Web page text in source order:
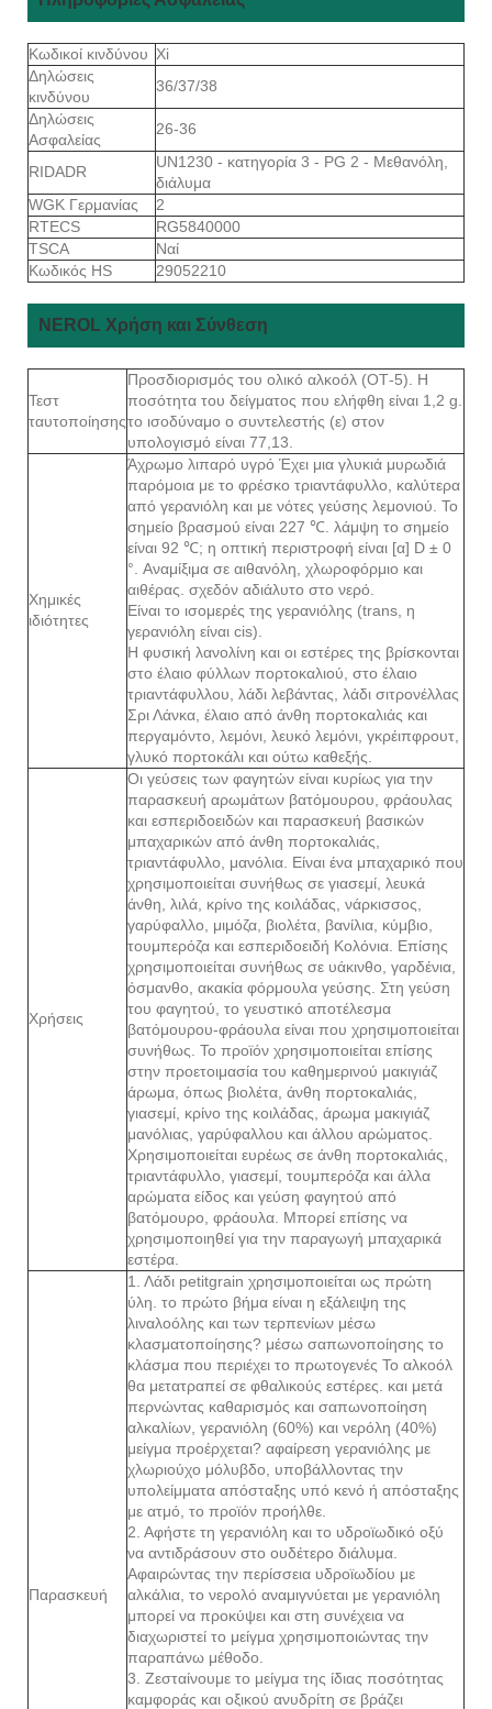
Κωδικοί κινδύνου Xi
Δηλώσεις
κινδύνου
36/37/38
Δηλώσεις
Ασφαλείας
26-36
RIDADR
UN1230 - κατηγορία 3 - PG 2 - Μεθανόλη,
διάλυμα
WGK Γερμανίας
2
RTECS
RG5840000
TSCA
Ναί
Κωδικός HS
29052210
NEROL Χρήση και Σύνθεση
Τεστ
ταυτοποίησης
Προσδιορισμός του ολικό αλκοόλ (ΟΤ-5). Η
ποσότητα του δείγματος που ελήφθη είναι 1,2 g.
το ισοδύναμο ο συντελεστής (ε) στον
υπολογισμό είναι 77,13.
Χημικές
ιδιότητες
Άχρωμο λιπαρό υγρό Έχει μια γλυκιά μυρωδιά
παρόμοια με το φρέσκο ​​τριαντάφυλλο, καλύτερα
από γερανιόλη και με νότες γεύσης λεμονιού. Το
σημείο βρασμού είναι 227 ℃. λάμψη το σημείο
είναι 92 ℃; η οπτική περιστροφή είναι [α] D ± 0
°. Αναμίξιμα σε αιθανόλη, χλωροφόρμιο και
αιθέρας. σχεδόν αδιάλυτο στο νερό.
Είναι το ισομερές της γερανιόλης (trans, η
γερανιόλη είναι cis).
Η φυσική λανολίνη και οι εστέρες της βρίσκονται
στο έλαιο φύλλων πορτοκαλιού, στο έλαιο
τριαντάφυλλου, λάδι λεβάντας, λάδι σιτρονέλλας
Σρι Λάνκα, έλαιο από άνθη πορτοκαλιάς και
περγαμόντο, λεμόνι, λευκό λεμόνι, γκρέιπφρουτ,
γλυκό πορτοκάλι και ούτω καθεξής.
Χρήσεις
Οι γεύσεις των φαγητών είναι κυρίως για την
παρασκευή αρωμάτων βατόμουρου, φράουλας
και εσπεριδοειδών και παρασκευή βασικών
μπαχαρικών από άνθη πορτοκαλιάς,
τριαντάφυλλο, μανόλια. Είναι ένα μπαχαρικό που
χρησιμοποιείται συνήθως σε γιασεμί, λευκά
άνθη, λιλά, κρίνο της κοιλάδας, νάρκισσος,
γαρύφαλλο, μιμόζα, βιολέτα, βανίλια, κύμβιο,
τουμπερόζα και εσπεριδοειδή Κολόνια. Επίσης
χρησιμοποιείται συνήθως σε υάκινθο, γαρδένια,
όσμανθο, ακακία φόρμουλα γεύσης. Στη γεύση
του φαγητού, το γευστικό αποτέλεσμα
βατόμουρου-φράουλα είναι που χρησιμοποιείται
συνήθως. Το προϊόν χρησιμοποιείται επίσης
στην προετοιμασία του καθημερινού μακιγιάζ
άρωμα, όπως βιολέτα, άνθη πορτοκαλιάς,
γιασεμί, κρίνο της κοιλάδας, άρωμα μακιγιάζ
μανόλιας, γαρύφαλλου και άλλου αρώματος.
Χρησιμοποιείται ευρέως σε άνθη πορτοκαλιάς,
τριαντάφυλλο, γιασεμί, τουμπερόζα και άλλα
αρώματα είδος και γεύση φαγητού από
βατόμουρο, φράουλα. Μπορεί επίσης να
χρησιμοποιηθεί για την παραγωγή μπαχαρικά
εστέρα.
Παρασκευή
1. Λάδι petitgrain χρησιμοποιείται ως πρώτη
ύλη. το πρώτο βήμα είναι η εξάλειψη της
λιναλοόλης και των τερπενίων μέσω
κλασματοποίησης? μέσω σαπωνοποίησης το
κλάσμα που περιέχει το πρωτογενές Το αλκοόλ
θα μετατραπεί σε φθαλικούς εστέρες. και μετά
περνώντας καθαρισμός και σαπωνοποίηση
αλκαλίων, γερανιόλη (60%) και νερόλη (40%)
μείγμα προέρχεται? αφαίρεση γερανιόλης με
χλωριούχο μόλυβδο, υποβάλλοντας την
υπολείμματα απόσταξης υπό κενό ή απόσταξης
με ατμό, το προϊόν προήλθε.
2. Αφήστε τη γερανιόλη και το υδροϊωδικό οξύ
να αντιδράσουν στο ουδέτερο διάλυμα.
Αφαιρώντας την περίσσεια υδροϊωδίου με
αλκάλια, το νερολό αναμιγνύεται με γερανιόλη
μπορεί να προκύψει και στη συνέχεια να
διαχωριστεί το μείγμα χρησιμοποιώντας την
παραπάνω μέθοδο.
3. Ζεσταίνουμε το μείγμα της ίδιας ποσότητας
καμφοράς και οξικού ανυδρίτη σε βράζει